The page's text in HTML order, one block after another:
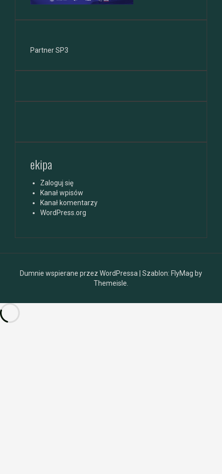
Partner SP3
ekipa
Zaloguj się
Kanał wpisów
Kanał komentarzy
WordPress.org
Dumnie wspierane przez WordPressa Szablon: FlyMag by
Themeisle.